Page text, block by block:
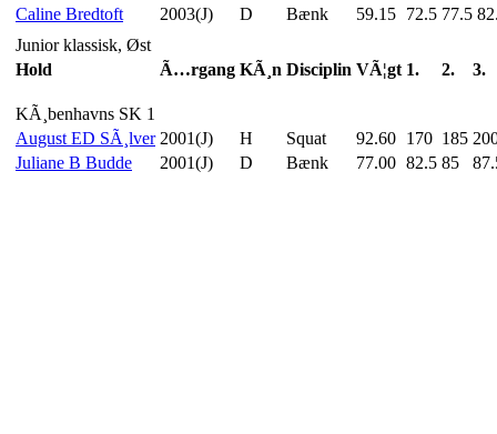
Caline Bredtoft
2003(J) D Bænk 59.15 72.5 77.5
Junior klassisk, Øst
Hold
Ã…rgang KÃ¸n Disciplin VÃ¦gt 1. 2. 3.
KÃ¸benhavns SK 1
August ED SÃ¸lver 2001(J) H Squat 92.60 170 185
Juliane B Budde
2001(J) D Bænk 77.00 82.5 85